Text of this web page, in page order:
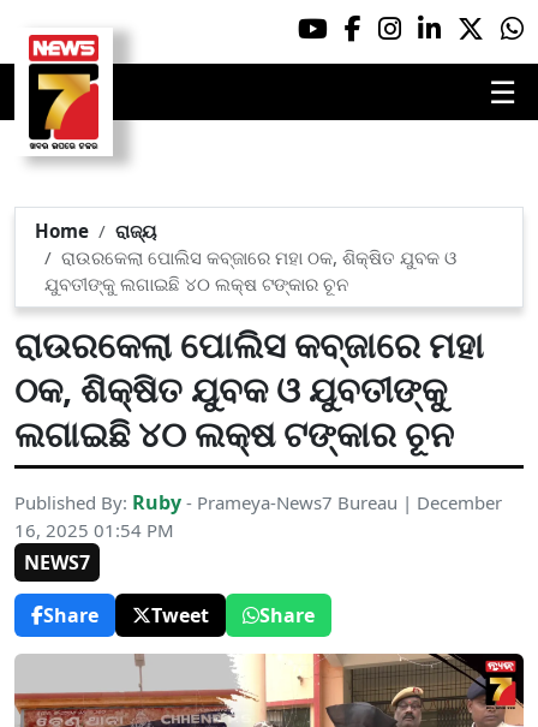
☰
Home
ରାଜ୍ୟ
ରାଉରକେଲା ପୋଲିସ କବ୍‌ଜାରେ ମହା ଠକ, ଶିକ୍ଷିତ ଯୁବକ ଓ
ଯୁବତୀଙ୍କୁ ଲଗାଇଛି ୪୦ ଲକ୍ଷ ଟଙ୍କାର ଚୂନ
ରାଉରକେଲା ପୋଲିସ କବ୍‌ଜାରେ ମହା
ଠକ, ଶିକ୍ଷିତ ଯୁବକ ଓ ଯୁବତୀଙ୍କୁ
ଲଗାଇଛି ୪୦ ଲକ୍ଷ ଟଙ୍କାର ଚୂନ
Published By: Ruby - Prameya-News7 Bureau | December
16, 2025 01:54 PM
NEWS7
Share
Tweet Share